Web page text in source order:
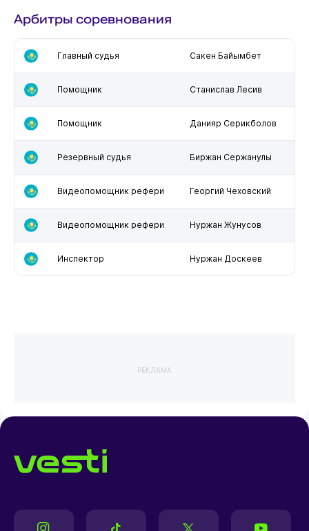
Арбитры соревнования
Главный судья Сакен Байымбет
Помощник Станислав Лесив
Помощник Данияр Серикболов
Резервный судья Биржан Сержанулы
Видеопомощник рефери Георгий Чеховский
Видеопомощник рефери Нуржан Жунусов
Инспектор Нуржан Доскеев
РЕКЛАМА